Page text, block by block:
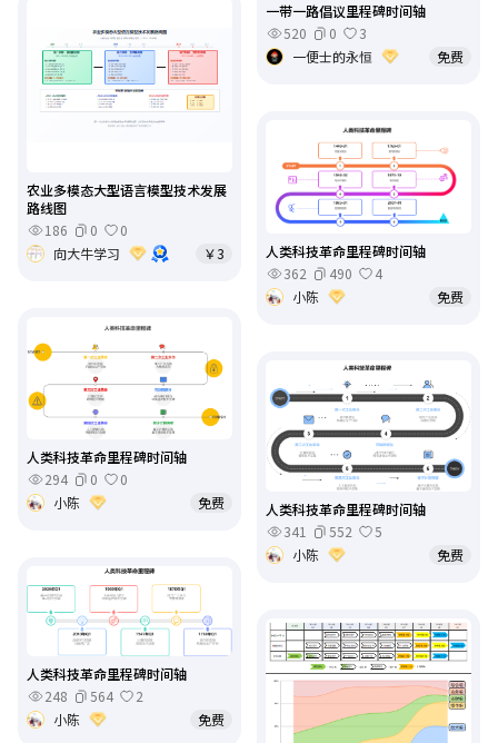
一带一路倡议里程碑时间轴
520
0
3
一便士的永恒
免费
农业多模态大型语言模型技术发展
路线图
186
0
0
向大牛学习
￥3
人类科技革命里程碑时间轴
362
490
4
小陈
免费
人类科技革命里程碑时间轴
294
0
0
小陈
免费
人类科技革命里程碑时间轴
341
552
5
小陈
免费
人类科技革命里程碑时间轴
248
564
2
小陈
免费